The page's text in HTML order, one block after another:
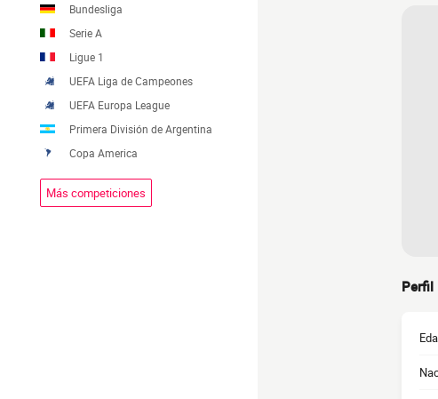
Bundesliga
Serie A
Ligue 1
UEFA Liga de Campeones
UEFA Europa League
Primera División de Argentina
Copa America
Más competiciones
Perfil